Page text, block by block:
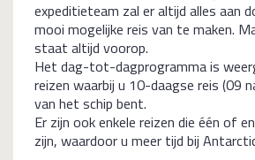
expeditieteam zal er altijd alles aan
mooi mogelijke reis van te maken.
staat altijd voorop.
Het dag-tot-dagprogramma is
reizen waarbij u 10-daagse reis (09
van het schip bent.
Er zijn ook enkele reizen die één of
zijn, waardoor u meer tijd bij